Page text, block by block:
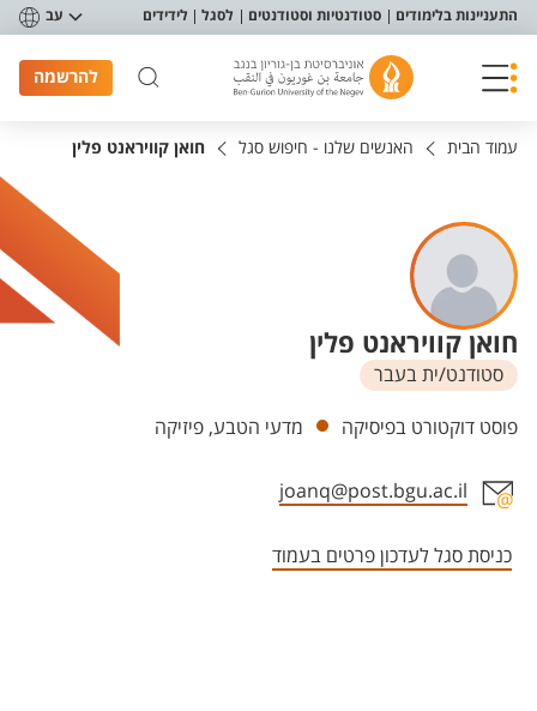
תפריט נגישות
התעניינות בלימודים סטודנטיות וסטודנטים לסגל לידידים עב
להרשמה
עמוד הבית האנשים שלנו - חיפוש סגל חואן קוויראנט פלין
חואן קוויראנט פלין
סטודנט/ית בעבר
יחידות
פוסט דוקטורט בפיסיקה מדעי הטבע, פיזיקה
joanq@post.bgu.ac.il
כניסת סגל לעדכון פרטים בעמוד